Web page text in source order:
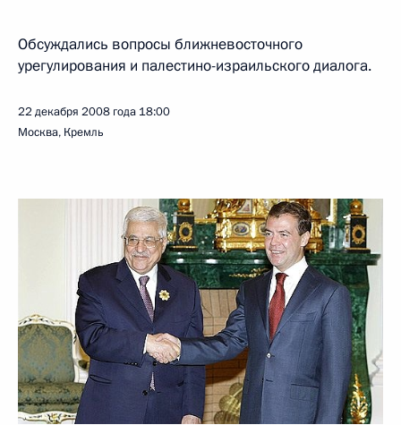
Обсуждались вопросы ближневосточного
урегулирования и палестино-израильского диалога.
22 декабря 2008 года 18:00
Москва, Кремль